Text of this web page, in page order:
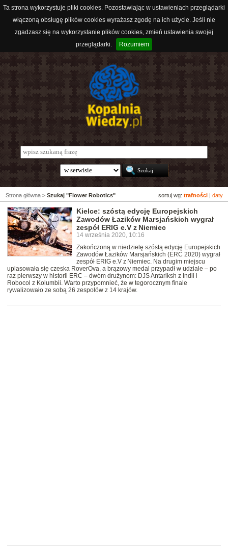
Ta strona wykorzystuje pliki cookies. Pozostawiając w ustawieniach przeglądarki
włączoną obsługę plików cookies wyrażasz zgodę na ich użycie. Jeśli nie
zgadzasz się na wykorzystanie plików cookies, zmień ustawienia swojej
przeglądarki.
Rozumiem
sortuj wg: trafności daty
Strona główna > Szukaj "Flower Robotics"
Kielce: szóstą edycję Europejskich
Zawodów Łazików Marsjańskich wygrał
zespół ERIG e.V z Niemiec
14 września 2020, 10:16
Zakończoną w niedzielę szóstą edycję Europejskich
Zawodów Łazików Marsjańskich (ERC 2020) wygrał
zespół ERIG e.V z Niemiec. Na drugim miejscu
uplasowała się czeska RoverOva, a brązowy medal przypadł w udziale – po
raz pierwszy w historii ERC – dwóm drużynom: DJS Antariksh z Indii i
Robocol z Kolumbii. Warto przypomnieć, że w tegorocznym finale
rywalizowało ze sobą 26 zespołów z 14 krajów.